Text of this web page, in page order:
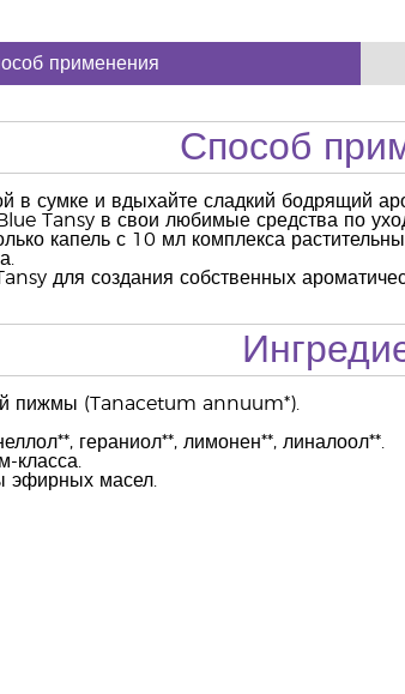
применения
Способ
в сумке и вдыхайте сладкий бодрящий
Tansy в свои любимые средства по
капель с 10 мл комплекса
для создания собственных
пижмы (Tanacetum annuum*).
гераниол**, лимонен**, линалоол**.
класса.
эфирных масел.